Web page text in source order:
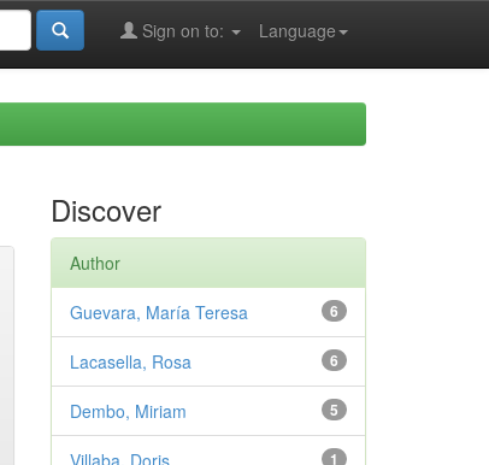
Language
Sign on to:
Discover
Author
6
Guevara, María Teresa
6
Lacasella, Rosa
5
Dembo, Miriam
1
Villaba, Doris